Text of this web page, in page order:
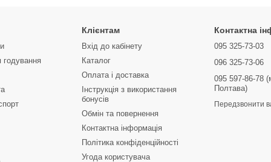
годування
Клієнтам
Вхід до кабінету
Каталог
Оплата і доставка
Інструкція з використання
бонусів
Обмін та повернення
Контактна інформація
Політика конфіденційності
Угода користувача
Контактна
095 325-73-03
096 325-73-06
095 597-86-78
Полтава)
Передзвонити